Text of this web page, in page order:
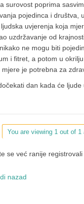
surovost poprima
pojedinca i društva,
uvjerenja koja
uzdržavanje od
ne mogu biti
i fitret, a potom u
mjere je potrebna za
dan kada će
You are viewing 1 out of
se već ranije
nazad